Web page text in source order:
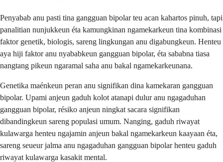
Penyabab anu pasti tina gangguan bipolar teu acan kahartos pinuh, tapi
panalitian nunjukkeun éta kamungkinan ngamekarkeun tina kombinasi
faktor genetik, biologis, sareng lingkungan anu digabungkeun. Henteu
aya hiji faktor anu nyababkeun gangguan bipolar, éta sababna tiasa
nangtang pikeun ngaramal saha anu bakal ngamekarkeunana.
Genetika maénkeun peran anu signifikan dina kamekaran gangguan
bipolar. Upami anjeun gaduh kolot atanapi dulur anu ngagaduhan
gangguan bipolar, résiko anjeun ningkat sacara signifikan
dibandingkeun sareng populasi umum. Nanging, gaduh riwayat
kulawarga henteu ngajamin anjeun bakal ngamekarkeun kaayaan éta,
sareng seueur jalma anu ngagaduhan gangguan bipolar henteu gaduh
riwayat kulawarga kasakit mental.